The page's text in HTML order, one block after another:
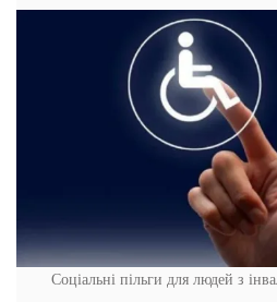
Соціальні пільги для людей з